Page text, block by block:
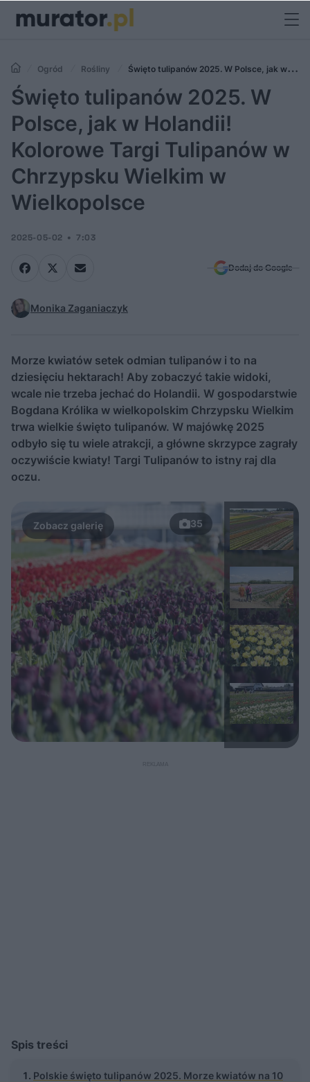
Ogród Rośliny
Święto tulipanów 2025. W Polsce, jak w
Holandii! Kolorowe Targi Tulipanów w Chrzypsku Wielkim w
Wielkopolsce
Święto tulipanów 2025. W
Polsce, jak w Holandii!
Kolorowe Targi Tulipanów w
Chrzypsku Wielkim w
Wielkopolsce
2025-05-02 7:03
Dodaj do Google
Monika Zaganiaczyk
Morze kwiatów setek odmian tulipanów i to na
dziesięciu hektarach! Aby zobaczyć takie widoki,
wcale nie trzeba jechać do Holandii. W gospodarstwie
Bogdana Królika w wielkopolskim Chrzypsku Wielkim
trwa wielkie święto tulipanów. W majówkę 2025
odbyło się tu wiele atrakcji, a główne skrzypce zagrały
oczywiście kwiaty! Targi Tulipanów to istny raj dla
oczu.
35
Spis treści
Polskie święto tulipanów 2025. Morze kwiatów na 10